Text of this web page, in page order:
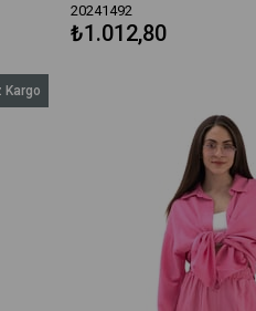
20241492
₺1.012,80
Kargo